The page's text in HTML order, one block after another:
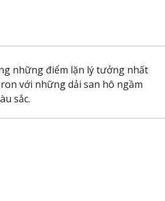
những điểm lặn lý tưởng nhất
với những dải san hô ngầm
sắc.